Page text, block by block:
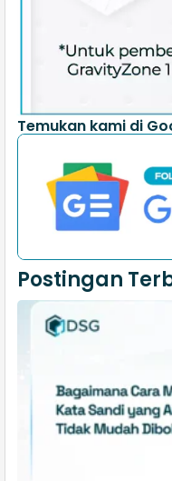
Temukan kami di
Postingan